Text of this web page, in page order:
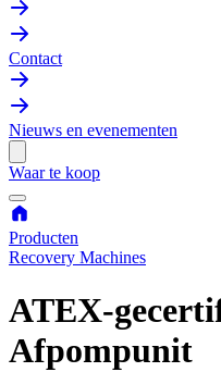
Contact
Nieuws en evenementen
Waar te koop
Producten
Recovery Machines
ATEX-
Afpompunit